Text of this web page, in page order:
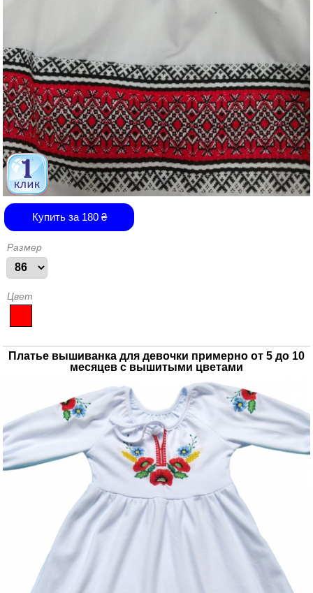
Купить за 180₴
Размер
Цвет
Платье вышиванка для девочки примерно от 5 до 10
месяцев с вышитыми цветами